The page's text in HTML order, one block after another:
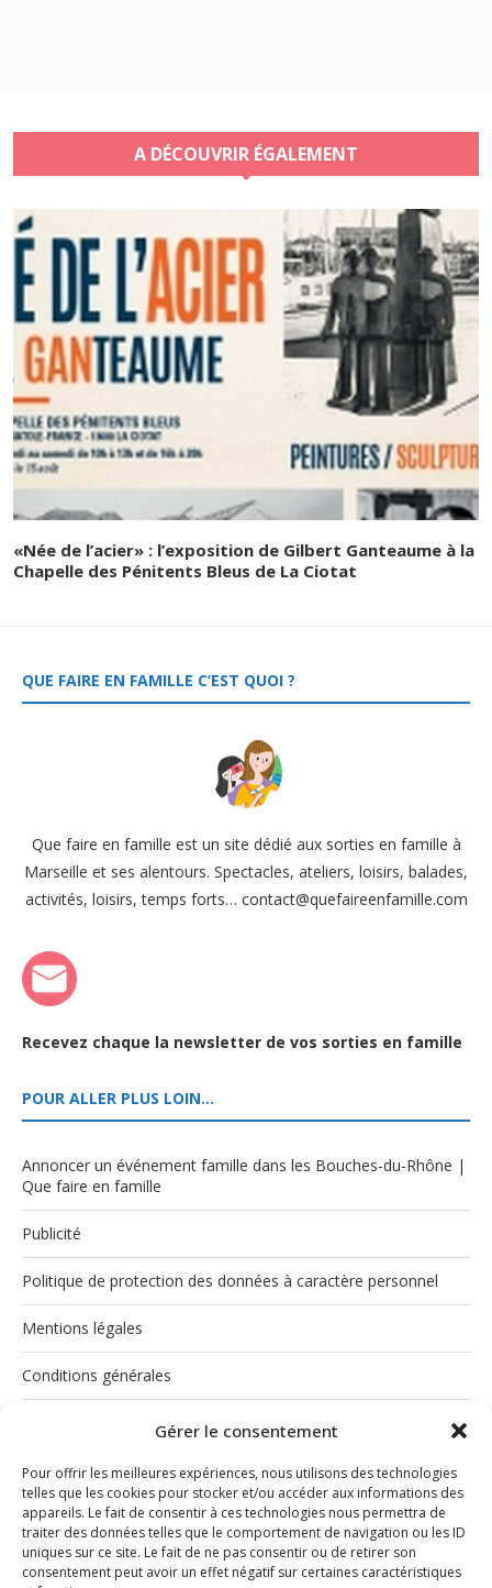
Gérer le consentement
Pour offrir les meilleures expériences, nous utilisons des technologies
telles que les cookies pour stocker et/ou accéder aux informations des
appareils. Le fait de consentir à ces technologies nous permettra de
traiter des données telles que le comportement de navigation ou les ID
uniques sur ce site. Le fait de ne pas consentir ou de retirer son
consentement peut avoir un effet négatif sur certaines caractéristiques
A DÉCOUVRIR ÉGALEMENT
«Née de l’acier» : l’exposition de Gilbert Ganteaume à la
Chapelle des Pénitents Bleus de La Ciotat
QUE FAIRE EN FAMILLE C’EST QUOI ?
Que faire en famille est un site dédié aux sorties en famille à
Marseille et ses alentours. Spectacles, ateliers, loisirs, balades,
activités, loisirs, temps forts… contact@quefaireenfamille.com
Recevez chaque la newsletter de vos sorties en famille
POUR ALLER PLUS LOIN…
Annoncer un événement famille dans les Bouches-du-Rhône |
Que faire en famille
Publicité
Politique de protection des données à caractère personnel
Mentions légales
Conditions générales
Politique de cookies (UE)